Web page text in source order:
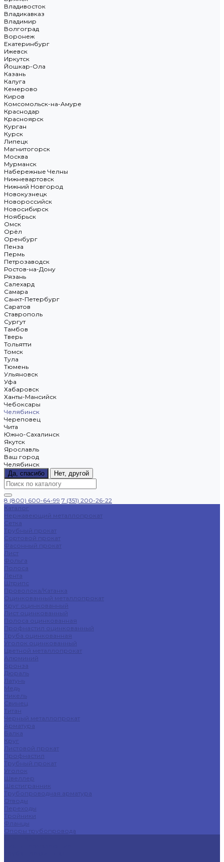
Владивосток
Владикавказ
Владимир
Волгоград
Воронеж
Екатеринбург
Ижевск
Иркутск
Йошкар-Ола
Казань
Калуга
Кемерово
Киров
Комсомольск-на-Амуре
Краснодар
Красноярск
Курган
Курск
Липецк
Магнитогорск
Москва
Мурманск
Набережные Челны
Нижневартовск
Нижний Новгород
Новокузнецк
Новороссийск
Новосибирск
Ноябрьск
Омск
Орёл
Оренбург
Пенза
Пермь
Петрозаводск
Ростов-на-Дону
Рязань
Салехард
Самара
Санкт-Петербург
Саратов
Ставрополь
Сургут
Тамбов
Тверь
Тольятти
Томск
Тула
Тюмень
Ульяновск
Уфа
Хабаровск
Ханты-Мансийск
Чебоксары
Челябинск
Череповец
Чита
Южно-Сахалинск
Якутск
Ярославль
Ваш город
Челябинск
Да, спасибо
Нет, другой
8 (800) 600-64-99 7 (351) 200-26-22
Каталог
Нержавеющий металлопрокат
Сетка
Трубный прокат
Сортовой прокат
Фасонный прокат
Лист
Фольга
Полоса
Лента
Штрипс
Проволока/Катанка
Оцинкованный металлопрокат
Круг оцинкованный
Лист оцинкованный
Полоса оцинкованная
Профнастил оцинкованный
Труба оцинкованная
Уголок оцинкованный
Цветной металлопрокат
Алюминий
Бронза
Дюраль
Латунь
Медь
Никель
Свинец
Титан
Черный металлопрокат
Арматура
Балка
Круг
Листовой прокат
Профнастил
Трубный прокат
Уголок
Швеллер
Шестигранник
Трубопроводная арматура
Отводы
Переходы
Тройники
Фланцы
Опоры трубопровода